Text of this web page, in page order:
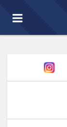
Toggle
navigation